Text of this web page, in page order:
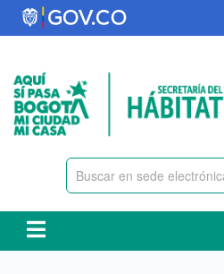
Pasar
al
principal